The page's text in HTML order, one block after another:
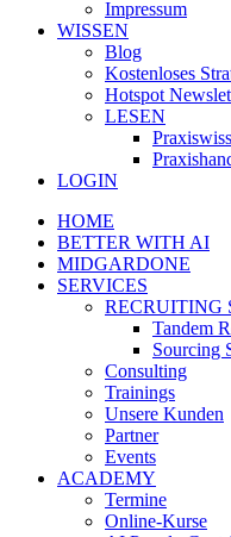
Impressum
WISSEN
Blog
Kostenloses
Hotspot
LESEN
LOGIN
HOME
BETTER WITH AI
MIDGARDONE
SERVICES
RECRUITING
Tandem
Sourcing
Consulting
Trainings
Unsere Kunden
Partner
Events
ACADEMY
Termine
Online-Kurse